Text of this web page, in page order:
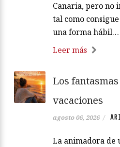
Canaria, pero no
tal como
una forma hábil…
Leer más
Los
vacaciones
agosto 06, 2026 /
La animadora de